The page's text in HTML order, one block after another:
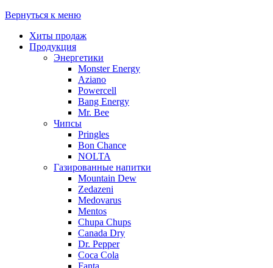
Вернуться к меню
Хиты продаж
Продукция
Энергетики
Monster Energy
Aziano
Powercell
Bang Energy
Mr. Bee
Чипсы
Pringles
Bon Chance
NOLTA
Газированные напитки
Mountain Dew
Zedazeni
Medovarus
Mentos
Chupa Chups
Canada Dry
Dr. Pepper
Coca Cola
Fanta